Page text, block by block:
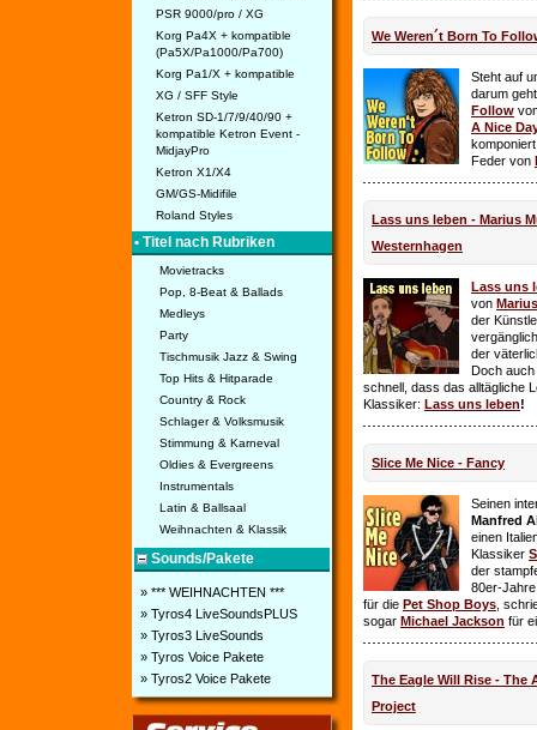
PSR 9000/pro / XG
Korg Pa4X + kompatible
(Pa5X/Pa1000/Pa700)
Korg Pa1/X + kompatible
XG / SFF Style
Ketron SD-1/7/9/40/90 +
kompatible Ketron Event -
MidjayPro
Ketron X1/X4
GM/GS-Midifile
Roland Styles
• Titel nach Rubriken
Movietracks
Pop, 8-Beat & Ballads
Medleys
Party
Tischmusik Jazz & Swing
Top Hits & Hitparade
Country & Rock
Schlager & Volksmusik
Stimmung & Karneval
Oldies & Evergreens
Instrumentals
Latin & Ballsaal
Weihnachten & Klassik
Sounds/Pakete
» *** WEIHNACHTEN ***
» Tyros4 LiveSoundsPLUS
» Tyros3 LiveSounds
» Tyros Voice Pakete
» Tyros2 Voice Pakete
We Weren´t Born To
Steht auf
darum
Follow
A Nice
Feder von
Lass uns leben - Marius
Westernhagen
Lass uns
von
der
der
Doch auch
schnell, dass das alltägliche
Klassiker: Lass uns leben!
Slice Me Nice - Fancy
Seinen
Manfred
einen
Klassiker
der
80er-
für die Pet Shop Boys ,
sogar Michael Jackson für
The Eagle Will Rise - The
Project